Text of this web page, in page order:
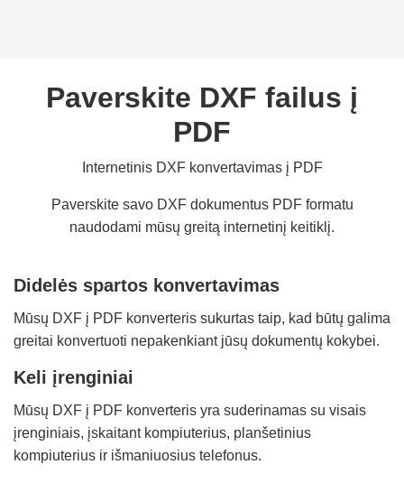
Paverskite DXF failus į
PDF
Internetinis DXF konvertavimas į PDF
Paverskite savo DXF dokumentus PDF formatu
naudodami mūsų greitą internetinį keitiklį.
Didelės spartos konvertavimas
Mūsų DXF į PDF konverteris sukurtas taip, kad būtų galima
greitai konvertuoti nepakenkiant jūsų dokumentų kokybei.
Keli įrenginiai
Mūsų DXF į PDF konverteris yra suderinamas su visais
įrenginiais, įskaitant kompiuterius, planšetinius
kompiuterius ir išmaniuosius telefonus.